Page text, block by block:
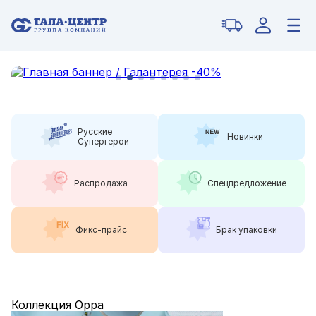
Русские
Супергерои
Новинки
Распродажа Спецпредложение
Фикс-прайс Брак упаковки
Коллекция Орра